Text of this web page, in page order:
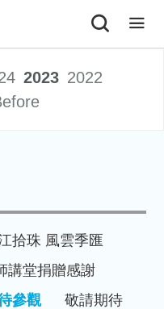
2023 2022
拾珠 風雲季匯
講堂捐贈感謝
參觀 敬請期待